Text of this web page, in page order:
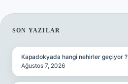
SIDEBAR
SON YAZILAR
Kapadokyada hangi nehirler geçiyor ?
Ağustos 7, 2026